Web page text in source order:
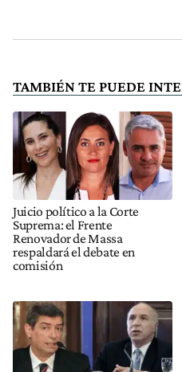
TAMBIÉN TE PUEDE
Juicio político a la Corte
Suprema: el Frente
Renovador de Massa
respaldará el debate en
comisión